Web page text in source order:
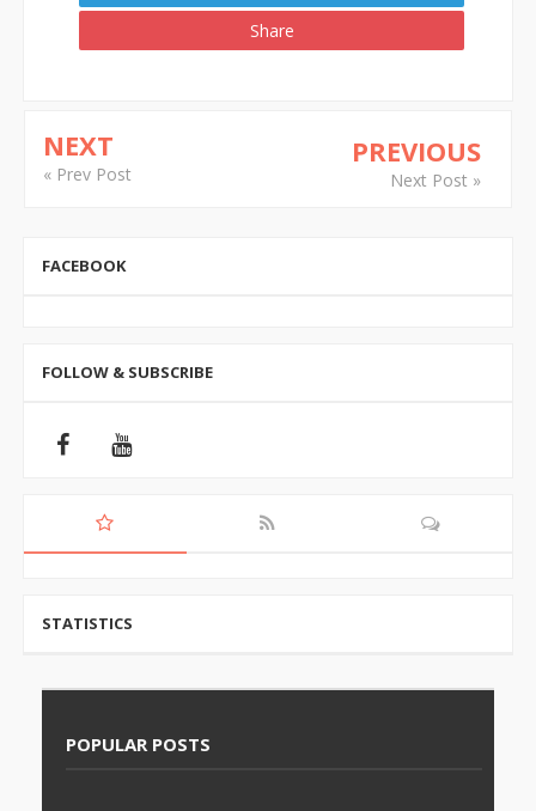
Share
NEXT
« Prev Post
PREVIOUS
Next Post »
FACEBOOK
FOLLOW & SUBSCRIBE
STATISTICS
POPULAR POSTS